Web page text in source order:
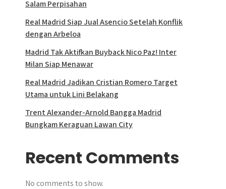
Salam Perpisahan
Real Madrid Siap Jual Asencio Setelah Konflik
dengan Arbeloa
Madrid Tak Aktifkan Buyback Nico Paz! Inter
Milan Siap Menawar
Real Madrid Jadikan Cristian Romero Target
Utama untuk Lini Belakang
Trent Alexander-Arnold Bangga Madrid
Bungkam Keraguan Lawan City
Recent Comments
No comments to show.